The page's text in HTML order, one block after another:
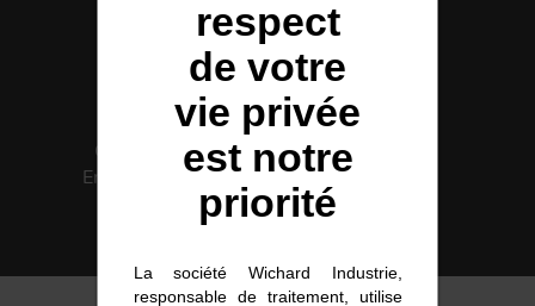
COUTEAUX
Certification
Environnement
Solutions
intégrées
respect
de votre
vie privée
est notre
priorité
La société Wichard Industrie,
responsable de traitement, utilise